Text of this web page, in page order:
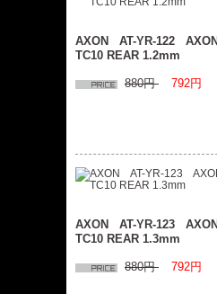
AXON AT-YR-122
TC10 REAR 1.2mm
880円 792円
AXON AT-YR-123
TC10 REAR 1.3mm
880円 792円